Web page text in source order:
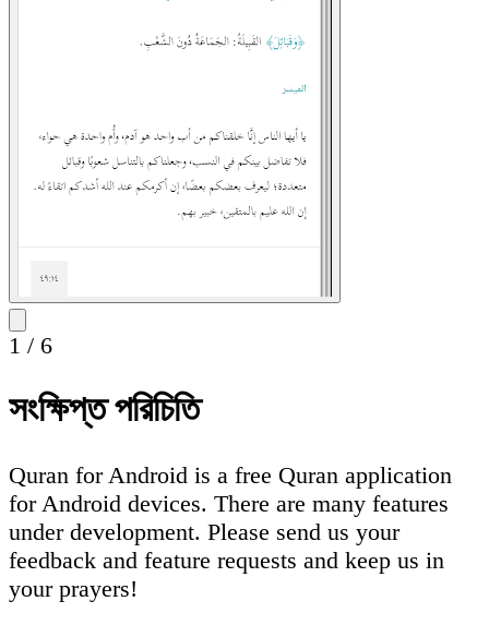
1 / 6
সংক্ষিপ্ত পরিচিতি
Quran for Android is a free Quran application
for Android devices. There are many features
under development. Please send us your
feedback and feature requests and keep us in
your prayers!